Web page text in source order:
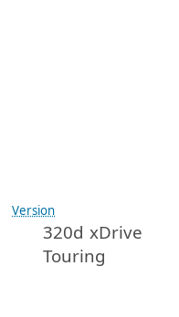
Version
320d xDrive
Touring